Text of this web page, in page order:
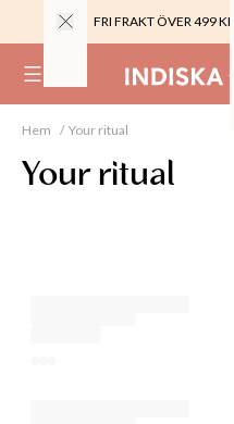
FRI FRAKT ÖVER 499 KR |
PANTS
Hem Your ritual
Your ritual